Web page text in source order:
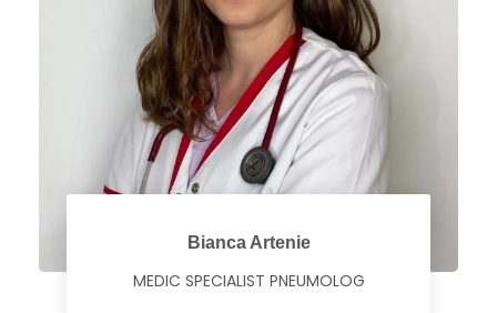
Bianca Artenie
MEDIC SPECIALIST PNEUMOLOG